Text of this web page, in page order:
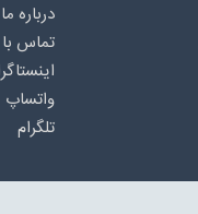
درباره‌ ما
تماس با
واتساپ
تلگرام